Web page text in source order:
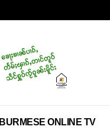
BURMESE ONLINE TV